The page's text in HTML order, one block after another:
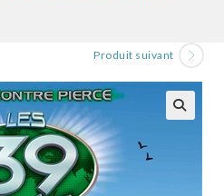
Produit suivant